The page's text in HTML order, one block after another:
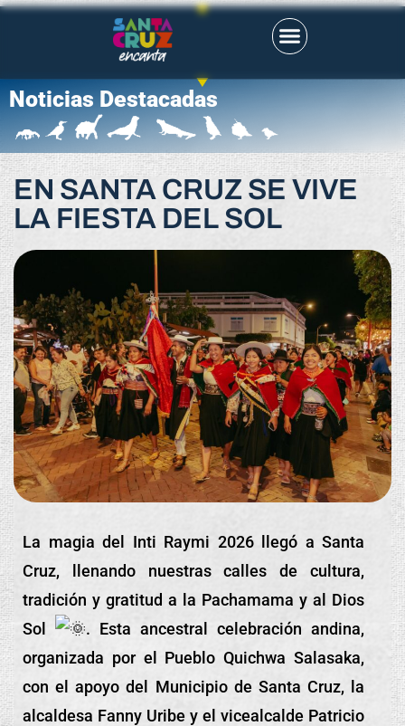
Noticias Destacadas
EN SANTA CRUZ SE VIVE
LA FIESTA DEL SOL
La magia del Inti Raymi 2026 llegó a Santa
Cruz, llenando nuestras calles de cultura,
tradición y gratitud a la Pachamama y al Dios
Sol
. Esta ancestral celebración andina,
organizada por el Pueblo Quichwa Salasaka,
con el apoyo del Municipio de Santa Cruz, la
alcaldesa Fanny Uribe y el vicealcalde Patricio